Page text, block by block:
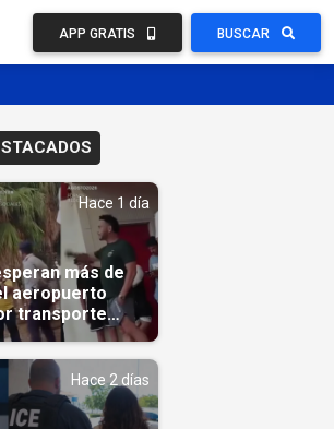
APP GRATIS BUSCAR
Hace 1 día
más de
aeropuerto
transporte
Hace 2 días